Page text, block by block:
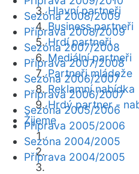
Hlavní partneři
Business partneři
Hrdí partneři
Mediální partneři
Partneři mládeže
Reklamní nabídka
Hrdý partner -
Žijeme
Sezóna 2008/2009
Příprava 2008/2009
Sezóna 2007/2008
Příprava 2007/2008
Sezóna 2006/2007
Příprava 2006/2007
Sezóna 2005/2006
Příprava 2005/2006
Sezóna 2004/2005
Příprava 2004/2005